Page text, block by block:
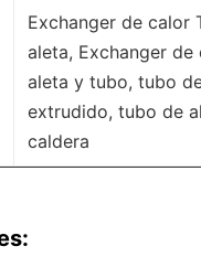
Exchanger de calor
aleta, Exchanger de
aleta y tubo, tubo
extrudido, tubo de
caldera